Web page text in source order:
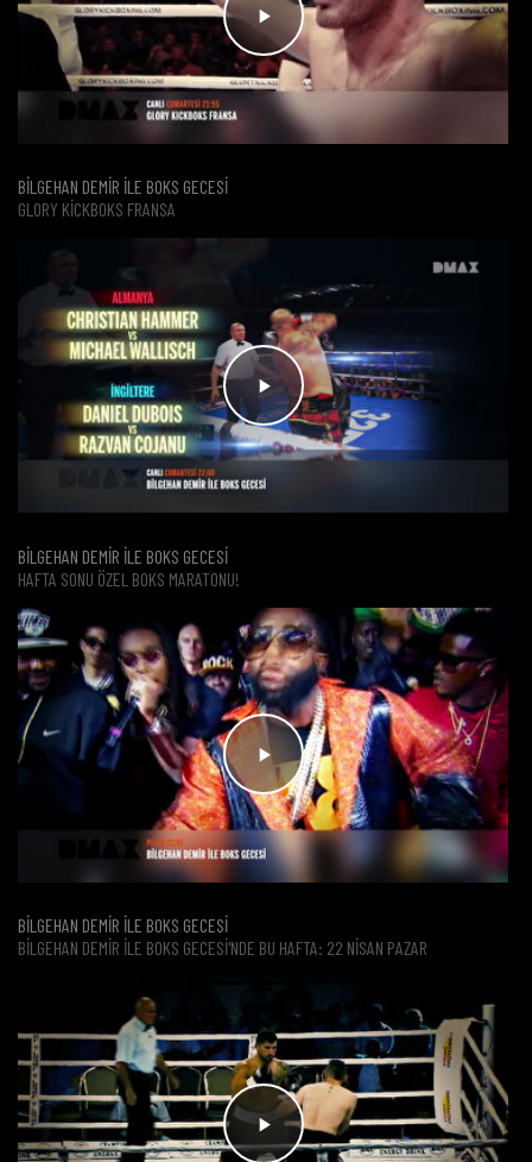
BİLGEHAN DEMİR İLE BOKS GECESİ
GLORY KICKBOKS FRANSA
BİLGEHAN DEMİR İLE BOKS GECESİ
HAFTA SONU ÖZEL BOKS MARATONU!
BİLGEHAN DEMİR İLE BOKS GECESİ
BILGEHAN DEMIR ILE BOKS GECESI'NDE BU HAFTA: 22 NISAN PAZAR